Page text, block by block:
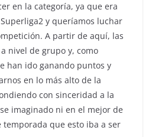
en la categoría, ya que era
y queríamos luchar
A partir de aquí, las
nivel de grupo y, como
han ido ganando puntos y
en lo más alto de la
con sinceridad a la
imaginado ni en el mejor de
temporada que esto iba a ser